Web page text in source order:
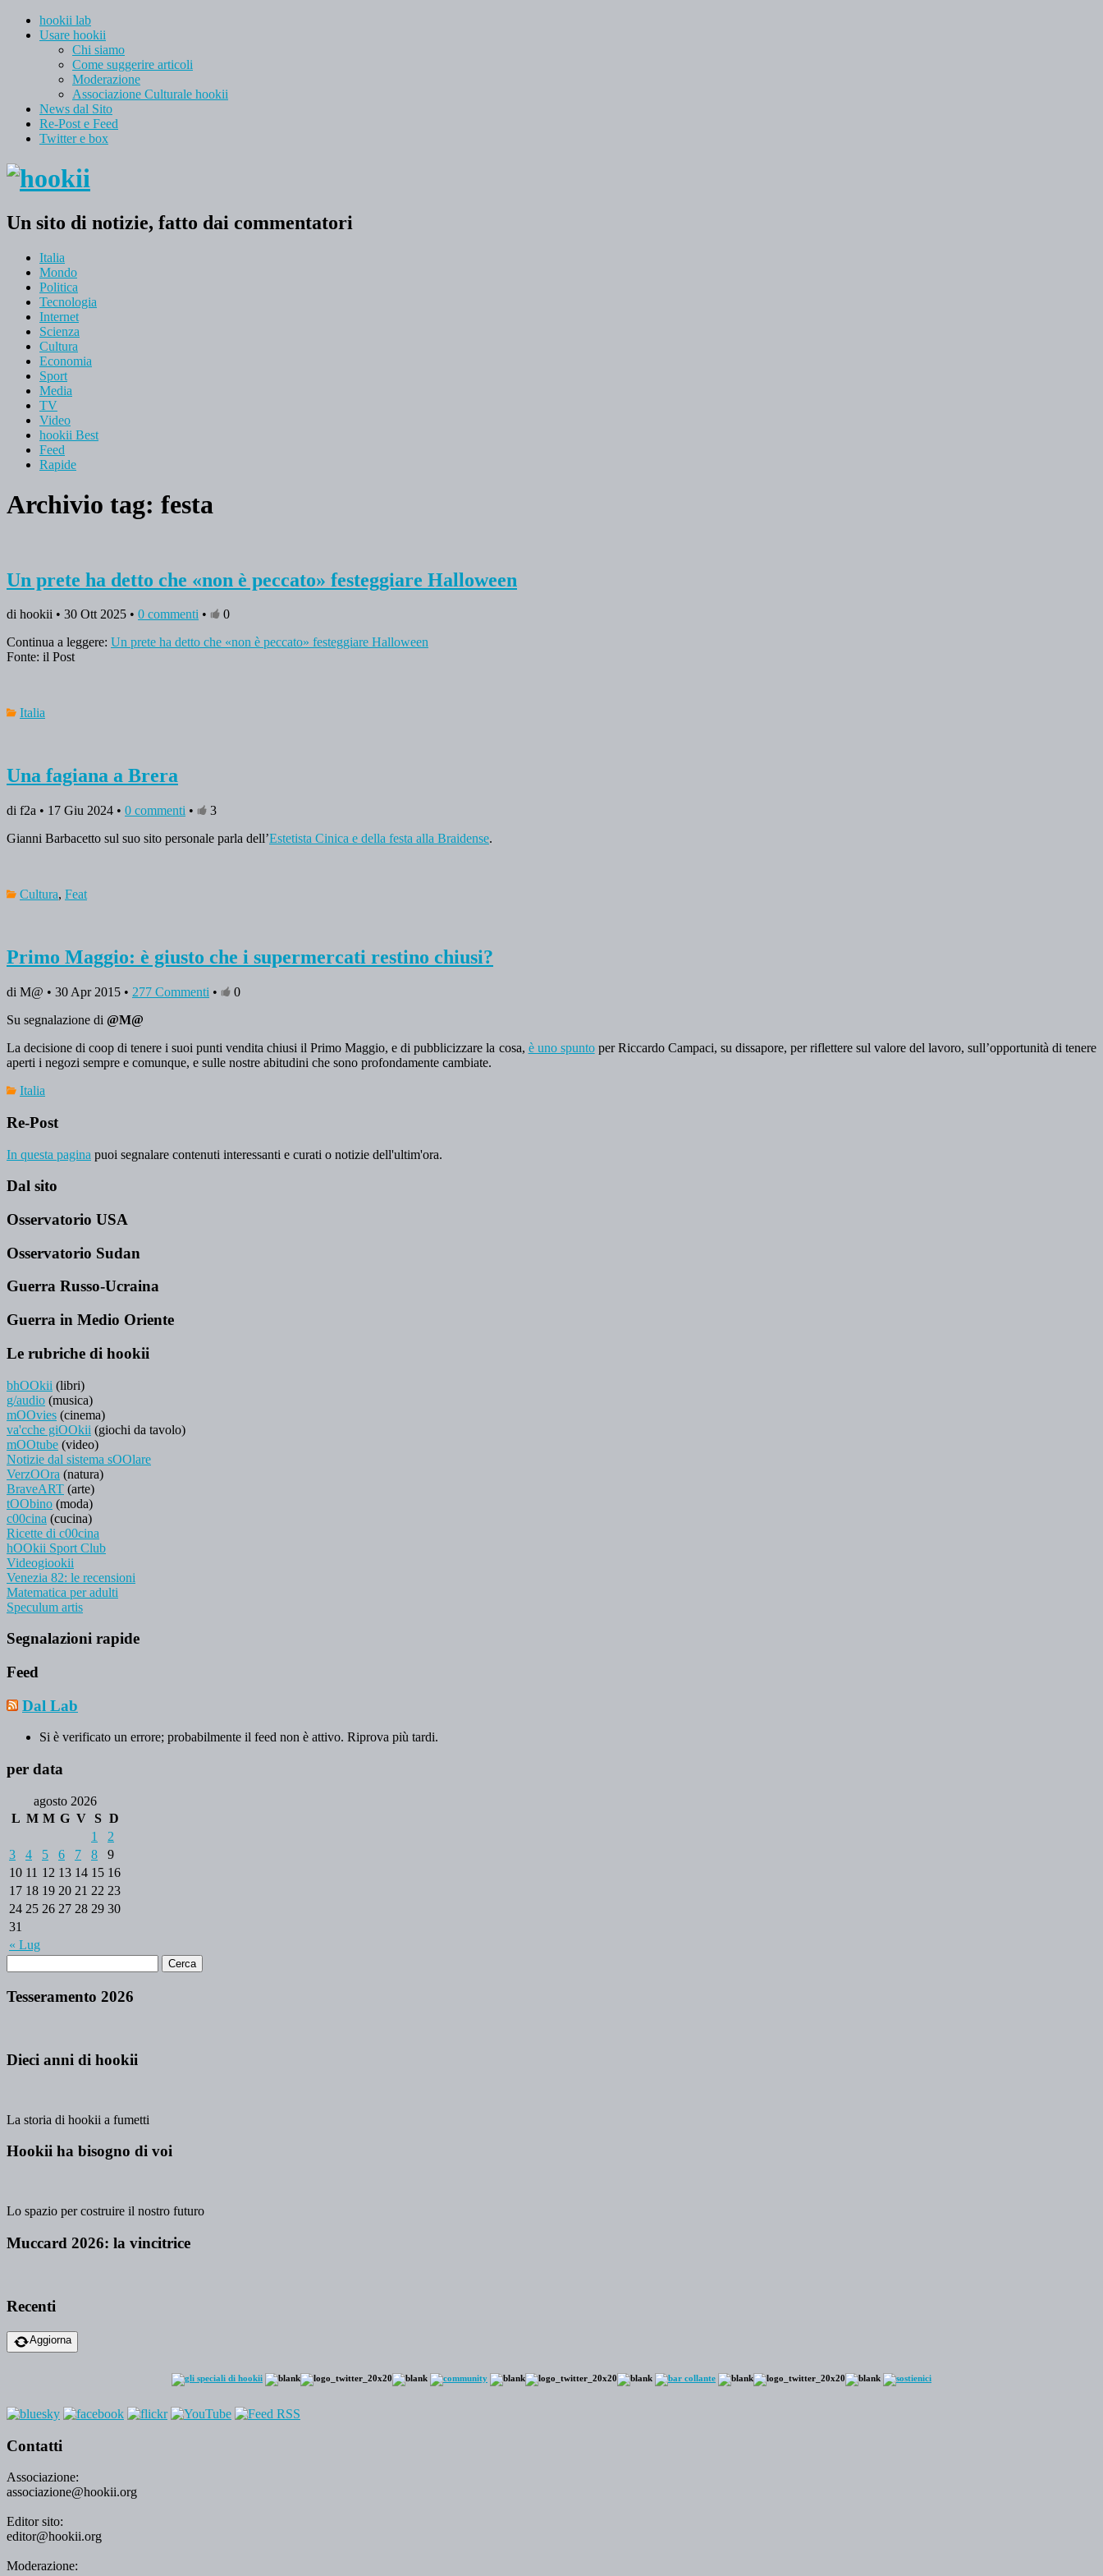
hookii lab
Usare hookii
Chi siamo
Come suggerire articoli
Moderazione
Associazione Culturale hookii
News dal Sito
Re-Post e Feed
Twitter e box
Un sito di notizie, fatto dai commentatori
Italia
Mondo
Politica
Tecnologia
Internet
Scienza
Cultura
Economia
Sport
Media
TV
Video
hookii Best
Feed
Rapide
Archivio tag: festa
Un prete ha detto che «non è peccato» festeggiare Halloween
di hookii • 30 Ott 2025 • 0 commenti •
0
Continua a leggere: Un prete ha detto che «non è peccato» festeggiare Halloween
Fonte: il Post
Italia
Una fagiana a Brera
di f2a • 17 Giu 2024 • 0 commenti •
3
Gianni Barbacetto sul suo sito personale parla dell’Estetista Cinica e della festa alla Braidense.
Cultura, Feat
Primo Maggio: è giusto che i supermercati restino chiusi?
di M@ • 30 Apr 2015 • 277 Commenti •
0
Su segnalazione di @M@
La decisione di coop di tenere i suoi punti vendita chiusi il Primo Maggio, e di pubblicizzare la cosa, è uno spuntoper Riccardo Campaci, su dissapore, per riflettere sul valore del lavoro, sull’opportunità di tenere
aperti i negozi sempre e comunque, e sulle nostre abitudini che sono profondamente cambiate.
Italia
Re-Post
In questa pagina puoi segnalare contenuti interessanti e curati o notizie dell'ultim'ora.
Dal sito
Osservatorio USA
Osservatorio Sudan
Guerra Russo-Ucraina
Guerra in Medio Oriente
Le rubriche di hookii
bhOOkii (libri)
g/audio (musica)
mOOvies (cinema)
va'cche giOOkii (giochi da tavolo)
mOOtube (video)
Notizie dal sistema sOOlare
VerzOOra (natura)
BraveART (arte)
tOObino (moda)
c00cina (cucina)
Ricette di c00cina
hOOkii Sport Club
Videogiookii
Venezia 82: le recensioni
Matematica per adulti
Speculum artis
Segnalazioni rapide
Feed
Dal Lab
Si è verificato un errore; probabilmente il feed non è attivo. Riprova più tardi.
per data
agosto 2026
L M M G V S D
« Lug
1
2
3
4 5 6 7 8
9
10 11 12 13 14 15 16
17 18 19 20 21 22 23
24 25 26 27 28 29 30
31
Tesseramento 2026
Dieci anni di hookii
La storia di hookii a fumetti
Hookii ha bisogno di voi
Lo spazio per costruire il nostro futuro
Muccard 2026: la vincitrice
Recenti
Aggiorna
Contatti
Associazione:
associazione@hookii.org
Editor sito:
editor@hookii.org
Moderazione: